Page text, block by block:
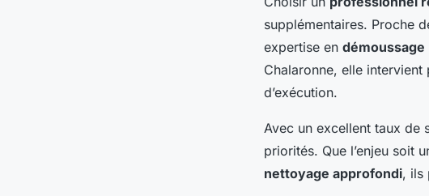
supplémentaires. Proche
expertise en démoussage
Chalaronne, elle
d’exécution.
Avec un excellent taux de
priorités. Que l’enjeu soit
nettoyage approfondi, ils